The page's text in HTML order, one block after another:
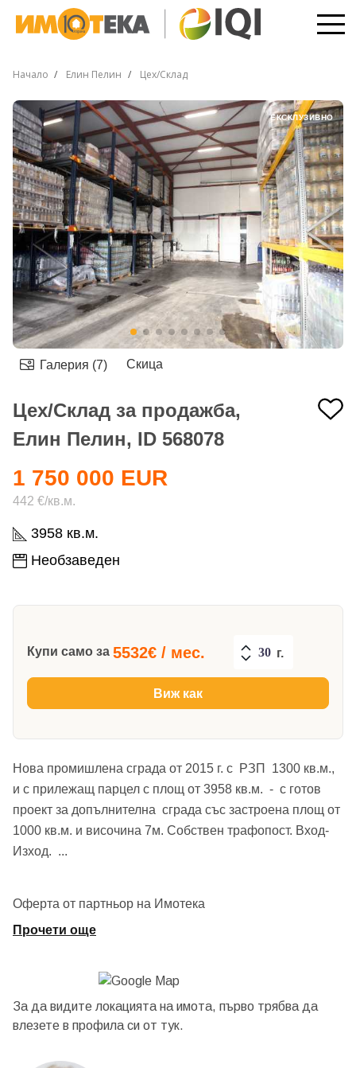
Начало Елин Пелин Цех/Склад
ЕКСКЛУЗИВНО
Галерия (7) Скица
Цех/Склад за продажба,
Елин Пелин, ID 568078
3958 кв.м.
Необзаведен
1 750 000 EUR
442 €/кв.м.
Купи само за 5532€ / мес. г.
Виж как
Нова промишлена сграда от 2015 г. с РЗП 1300 кв.м.,
и с прилежащ парцел с площ от 3958 кв.м. - с готов
проект за допълнителна сграда със застроена площ от
1000 кв.м. и височина 7м. Собствен трафопост. Вход-
Изход. ...
Оферта от партньор на Имотека
Прочети още
За да видите локацията на имота, първо трябва да
влезете в профила си от тук.